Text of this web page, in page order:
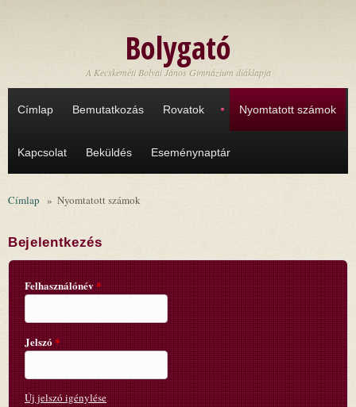
Bolygató
A Kecskeméti Bolyai János Gimnázium diáklapja
Címlap Bemutatkozás Rovatok Nyomtatott számok
Kapcsolat Beküldés Eseménynaptár
Címlap » Nyomtatott számok
Bejelentkezés
Felhasználónév*
Jelszó*
Új jelszó igénylése